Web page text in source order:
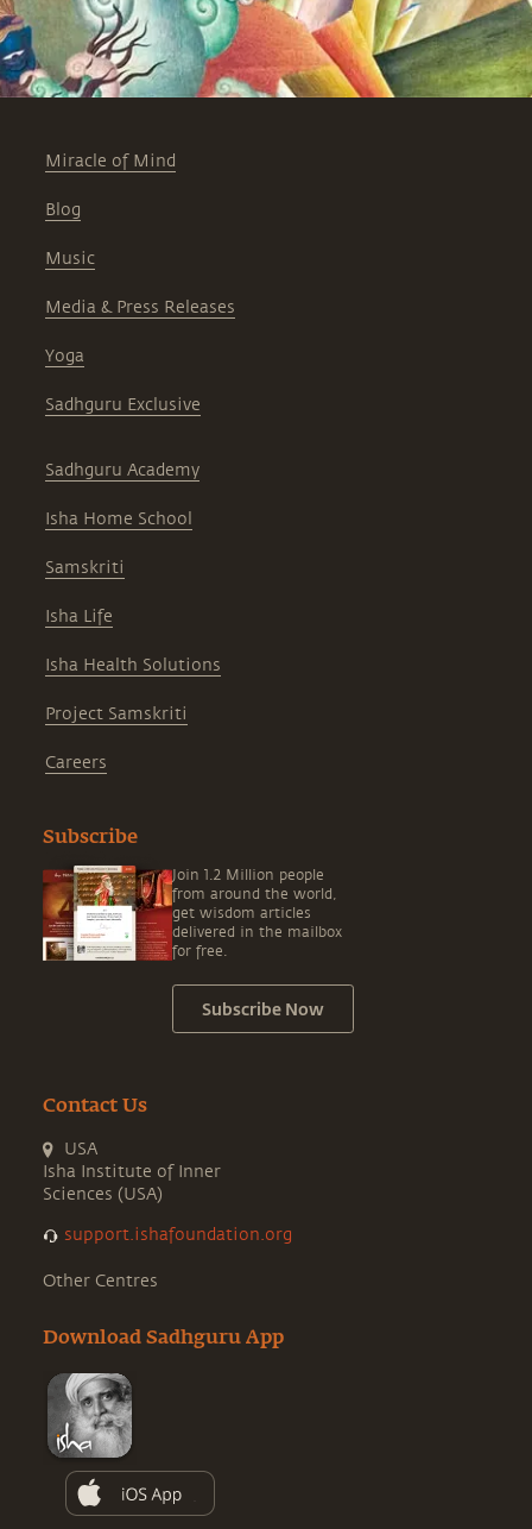
Miracle of Mind
Blog
Music
Media & Press Releases
Yoga
Sadhguru Exclusive
Sadhguru Academy
Isha Home School
Samskriti
Isha Life
Isha Health Solutions
Project Samskriti
Careers
Subscribe
Join 1.2 Million people
from around the world,
get wisdom articles
delivered in the mailbox
for free.
Subscribe Now
Contact Us
USA
Isha Institute of Inner
Sciences (USA)
support.ishafoundation.org
Other Centres
Download Sadhguru App